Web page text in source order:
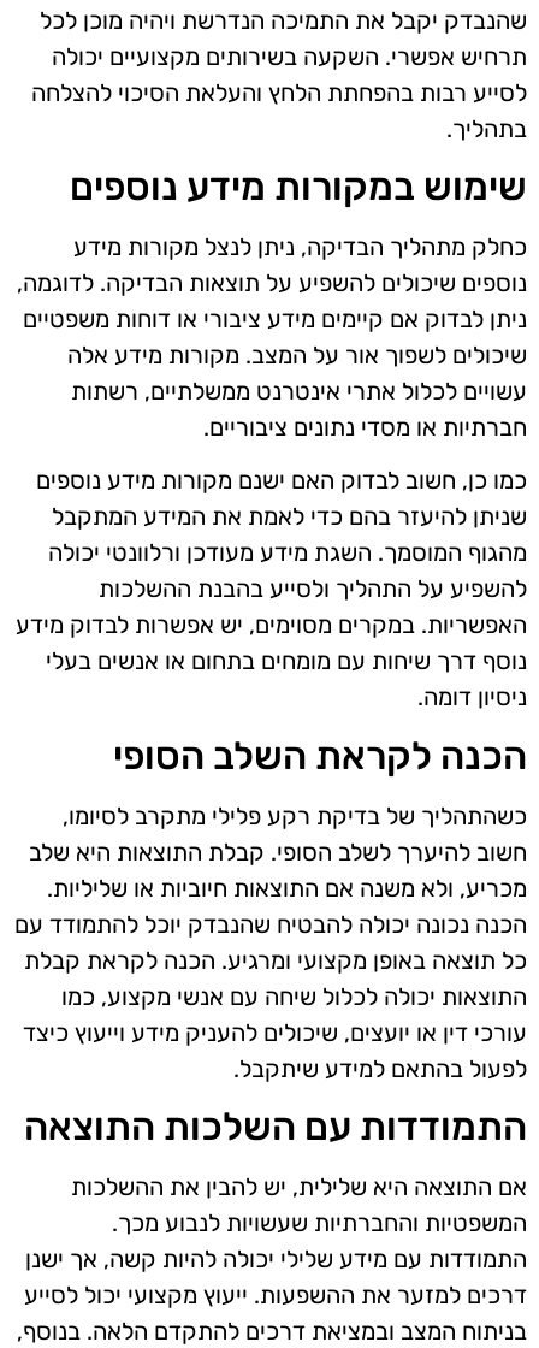
שהנבדק יקבל את התמיכה הנדרשת ויהיה מוכן לכל
תרחיש אפשרי. השקעה בשירותים מקצועיים יכולה
לסייע רבות בהפחתת הלחץ והעלאת הסיכוי להצלחה
בתהליך.
שימוש במקורות מידע נוספים
כחלק מתהליך הבדיקה, ניתן לנצל מקורות מידע
נוספים שיכולים להשפיע על תוצאות הבדיקה. לדוגמה,
ניתן לבדוק אם קיימים מידע ציבורי או דוחות משפטיים
שיכולים לשפוך אור על המצב. מקורות מידע אלה
עשויים לכלול אתרי אינטרנט ממשלתיים, רשתות
חברתיות או מסדי נתונים ציבוריים.
כמו כן, חשוב לבדוק האם ישנם מקורות מידע נוספים
שניתן להיעזר בהם כדי לאמת את המידע המתקבל
מהגוף המוסמך. השגת מידע מעודכן ורלוונטי יכולה
להשפיע על התהליך ולסייע בהבנת ההשלכות
האפשריות. במקרים מסוימים, יש אפשרות לבדוק מידע
נוסף דרך שיחות עם מומחים בתחום או אנשים בעלי
ניסיון דומה.
הכנה לקראת השלב הסופי
כשהתהליך של בדיקת רקע פלילי מתקרב לסיומו,
חשוב להיערך לשלב הסופי. קבלת התוצאות היא שלב
מכריע, ולא משנה אם התוצאות חיוביות או שליליות.
הכנה נכונה יכולה להבטיח שהנבדק יוכל להתמודד עם
כל תוצאה באופן מקצועי ומרגיע. הכנה לקראת קבלת
התוצאות יכולה לכלול שיחה עם אנשי מקצוע, כמו
עורכי דין או יועצים, שיכולים להעניק מידע וייעוץ כיצד
לפעול בהתאם למידע שיתקבל.
התמודדות עם השלכות התוצאה
אם התוצאה היא שלילית, יש להבין את ההשלכות
המשפטיות והחברתיות שעשויות לנבוע מכך.
התמודדות עם מידע שלילי יכולה להיות קשה, אך ישנן
דרכים למזער את ההשפעות. ייעוץ מקצועי יכול לסייע
בניתוח המצב ובמציאת דרכים להתקדם הלאה. בנוסף,